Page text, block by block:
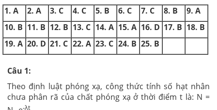
1. A
2. A 3. C 4. C 5. B 6. C 7. C 8. B
9. A
10. B 11. B 12. B 13. C 14. A 15. A 16. D 17. B 18. B
19. A 20. D 21. C 22. A 23. C 24. B 25. B
Câu 1:
Theo định luật phóng xạ, công thức tính số hạt nhân
chưa phân rã của chất phóng xạ ở thời điểm t là: N =
-λt